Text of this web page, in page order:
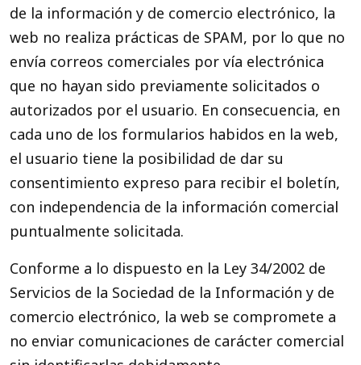
de la información y de comercio electrónico, la
web no realiza prácticas de SPAM, por lo que no
envía correos comerciales por vía electrónica
que no hayan sido previamente solicitados o
autorizados por el usuario. En consecuencia, en
cada uno de los formularios habidos en la web,
el usuario tiene la posibilidad de dar su
consentimiento expreso para recibir el boletín,
con independencia de la información comercial
puntualmente solicitada.
Conforme a lo dispuesto en la Ley 34/2002 de
Servicios de la Sociedad de la Información y de
comercio electrónico, la web se compromete a
no enviar comunicaciones de carácter comercial